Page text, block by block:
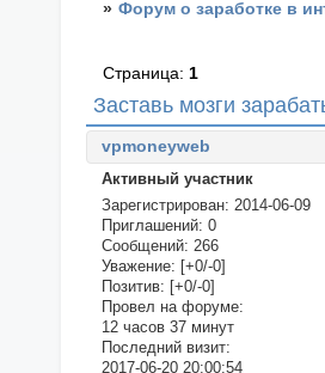
» Форум о заработке в
Заставь мозги
Страница: 1
vpmoneyweb
Активный участник
Зарегистрирован: 2014-06-09
Приглашений: 0
Сообщений: 266
Уважение: [+0/-0]
Позитив: [+0/-0]
Провел на форуме:
12 часов 37 минут
Последний визит:
2017-06-20 20:00:54